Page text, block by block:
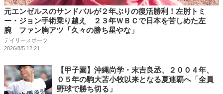
元エンゼルスのサンドバルが２年ぶりの復活勝利！左肘トミ
ー・ジョン手術乗り越え ２３年ＷＢＣで日本を苦しめた左
腕 ファン胸アツ「久々の勝ち星やな」
デイリースポーツ
2026/8/5 12:21
【甲子園】沖縄尚学・末吉良丞、２００４年、
０５年の駒大苫小牧以来となる夏連覇へ「全員
野球で勝ち切る」